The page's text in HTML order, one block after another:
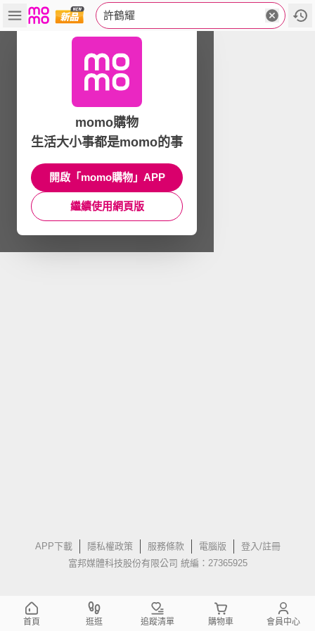
許鶴耀
APP下載 隱私權政策 服務條款 電腦版
登入/註冊
富邦媒體科技股份有限公司 統編：27365925
momo購物
生活大小事都是momo的事
開啟「momo購物」APP
繼續使用網頁版
首頁 逛逛 追蹤清單 購物車 會員中心